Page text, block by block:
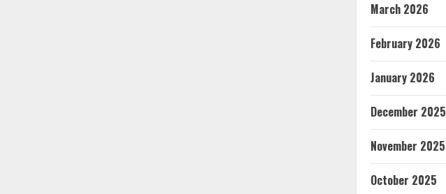
March 2026
February 2026
January 2026
December 2025
November 2025
October 2025